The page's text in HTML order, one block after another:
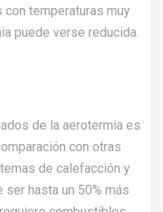
temperaturas muy
puede verse reducida.
de la aerotermia es
con otras
de calefacción y
hasta un 50% más